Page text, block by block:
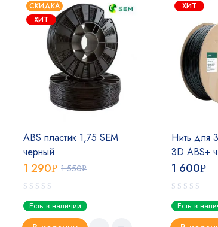
СКИДКА
ХИТ
ABS пластик 1,75 SEM
черный
1 550Р
1 290Р
Есть в наличии
ХИТ
Нить для
3D ABS+
1 600Р
Есть в